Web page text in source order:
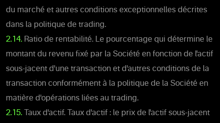
du marché et autres conditions exceptionnelles décrites
dans la politique de trading.
2.14. Ratio de rentabilité. Le pourcentage qui détermine le
montant du revenu fixé par la Société en fonction de l'actif
sous-jacent d'une transaction et d'autres conditions de la
transaction conformément à la politique de la Société en
matière d'opérations liées au trading.
2.15.
Taux d'actif. Taux d'actif : le prix de l'actif sous-jacent